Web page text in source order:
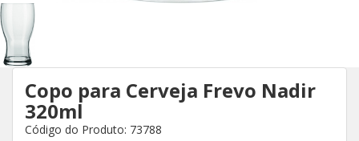
Copo para Cerveja Frevo Nadir
320ml
Código do Produto: 73788